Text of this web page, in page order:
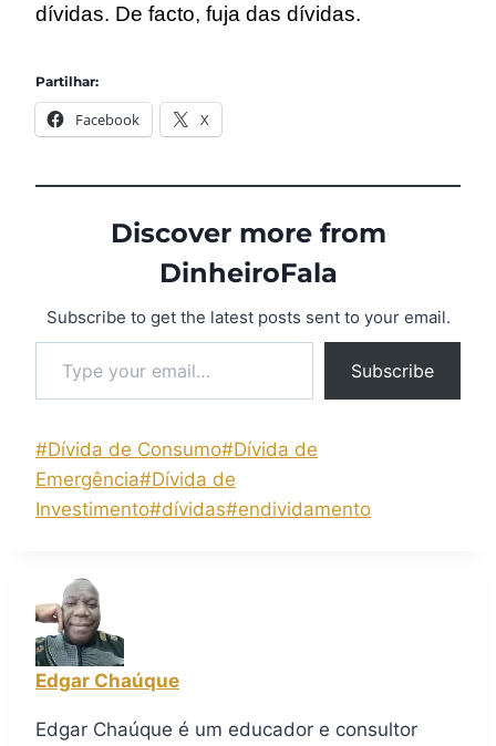
dívidas. De facto, fuja das dívidas.
Partilhar:
Facebook X
Discover more from
DinheiroFala
Subscribe to get the latest posts sent to your email.
Subscribe
#Dívida de Consumo#Dívida de
Emergência#Dívida de
Investimento#dívidas#endividamento
Edgar Chaúque
Edgar Chaúque é um educador e consultor